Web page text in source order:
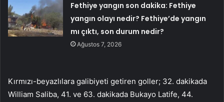
Fethiye yangın son dakika: Fethiye
yangın olayı nedir? Fethiye’de yangın
mı çıktı, son durum nedir?
Ağustos 7, 2026
Kırmızı-beyazlılara galibiyeti getiren goller; 32. dakikada
William Saliba, 41. ve 63. dakikada Bukayo Latife, 44.